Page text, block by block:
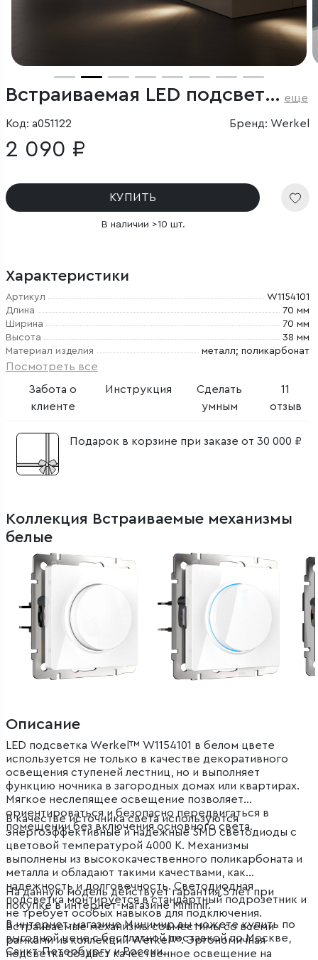
Встраиваемая LED подсветка (белый) еще
Код: a051122 Бренд: Werkel
2 090 ₽
КУПИТЬ
В наличии >10 шт.
Характеристики
Артикул
W1154101
Длина
70 мм
Ширина
70 мм
Высота
38 мм
Материал изделия
металл; поликарбонат
Посмотреть все
Забота о
клиенте
Инструкция
Сделать
умным
11
отзыв
Подарок в корзине при заказе от 30 000 ₽
Коллекция Встраиваемые механизмы
белые
Описание
LED подсветка Werkel™ W1154101 в белом цвете
используется не только в качестве декоративного
освещения ступеней лестниц, но и выполняет
функцию ночника в загородных домах или квартирах.
Мягкое неслепящее освещение позволяет
ориентироваться и безопасно передвигаться в
помещении без включения основного света.
В качестве источника света используются
энергоэффективные и надежные SMD светодиоды с
цветовой температурой 4000 K. Механизмы
выполнены из высококачественного поликарбоната и
металла и обладают такими качествами, как
надежность и долговечность. Светодиодная
подсветка монтируется в стандартный подрозетник и
не требует особых навыков для подключения.
Встраиваемые механизмы совместимы со всеми
рамками из коллекций Werkel™. Эргономичная
подсветка создаст качественное освещение на
На данную модель действует гарантия 5 лет при
покупке в интернет-магазине Minimir.
В интернет-магазине Минимир вы можете купить по
выгодной цене с бесплатной доставкой по Москве,
Санкт-Петербургу и России.